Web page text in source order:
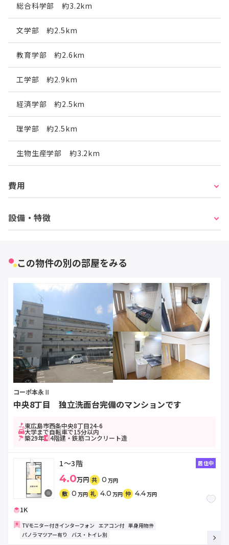
総合科学部 約3.2km
文学部 約2.5km
教育学部 約2.6km
工学部 約2.9km
経済学部 約2.5km
理学部 約2.5km
生物生産学部 約3.2km
費用
設備・特徴
この物件の別の部屋をみる
コーポ本永Ⅱ
中央8丁目 独立洗面台完備のマンションです
東広島市西条中央8丁目24-6
大学まで自転車で15分以内
築29年 4階建・鉄筋コンクリート造
1～3階 居住中
4.0万円 共 0 万円
敷 0 万円 礼 4.0 万円 仲 4.4万円
1K
TVモニター付きインターフォン エアコン付 単身用物件
パノラマツアー有り
バス・トイレ別